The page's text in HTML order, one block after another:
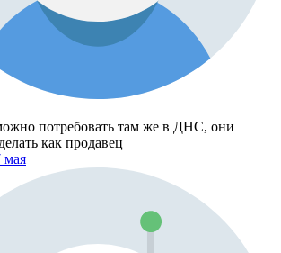
потребовать там же в ДНС, они
как продавец
мая